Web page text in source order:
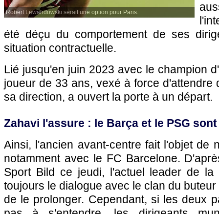
Robert Lewandowski serait une option pour Paris.
été déçu du comportement de ses
situation contractuelle.
Lié jusqu'en juin 2023 avec le champion
joueur de 33 ans, vexé à force d'attendre
sa direction, a ouvert la porte à un départ.
Zahavi l'assure : le Barça et le PSG
Ainsi, l'ancien avant-centre fait l'objet de
notamment avec le FC Barcelone.
Sport Bild ce jeudi, l'actuel leader de la
toujours le dialogue avec le clan du
de le prolonger. Cependant, si les deux